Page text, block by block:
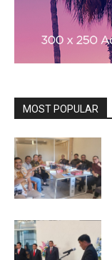
MOST POPULAR